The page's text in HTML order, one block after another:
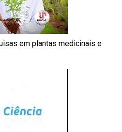
em plantas medicinais e